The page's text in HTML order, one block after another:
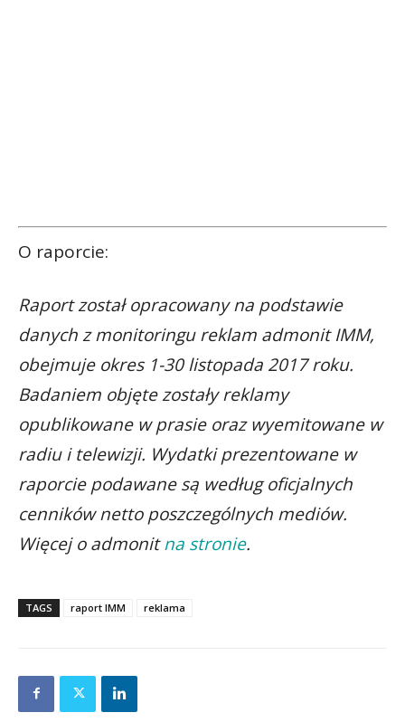
O raporcie:
Raport został opracowany na podstawie
danych z monitoringu reklam admonit IMM,
obejmuje okres 1-30 listopada 2017 roku.
Badaniem objęte zostały reklamy
opublikowane w prasie oraz wyemitowane w
radiu i telewizji. Wydatki prezentowane w
raporcie podawane są według oficjalnych
cenników netto poszczególnych mediów.
Więcej o admonitna stronie.
TAGS raport IMM reklama